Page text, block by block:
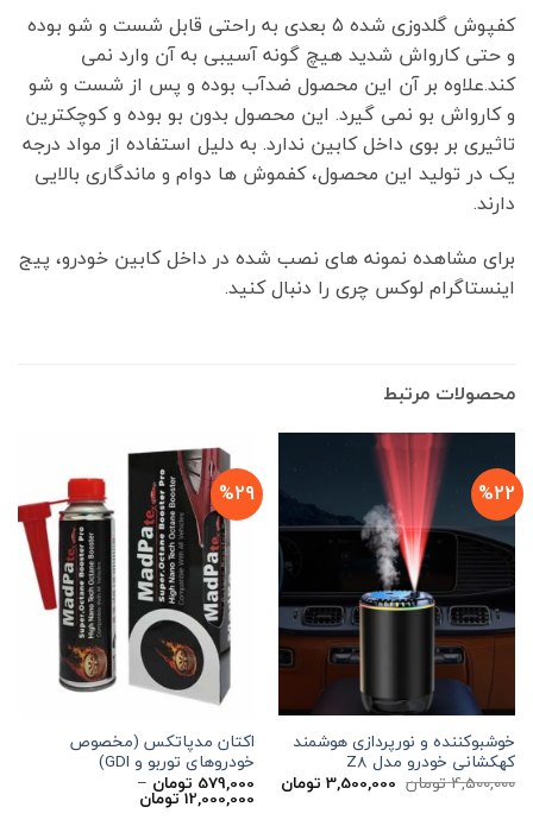
کفپوش گلدوزی شده ۵ بعدی به راحتی قابل شست و شو بوده
و حتی کارواش شدید هیچ گونه آسیبی به آن وارد نمی
کند.علاوه بر آن این محصول ضدآب بوده و پس از شست و شو
و کارواش بو نمی گیرد. این محصول بدون بو بوده و کوچکترین
تاثیری بر بوی داخل کابین ندارد. به دلیل استفاده از مواد درجه
یک در تولید این محصول، کفموش ها دوام و ماندگاری بالایی
دارند.
برای مشاهده نمونه های نصب شده در داخل کابین خودرو، پیج
اینستاگرام لوکس چری را دنبال کنید.
محصولات مرتبط
%22
خوشبوکننده و نورپردازی هوشمند
کهکشانی خودرو مدل Z8
4,500,000تومان قیمت
اصلی
3,500,000 تومانقیمت
فعلی
3,500,000 تومان
%29
اکتان مدپاتکس (مخصوص
خودروهای توربو و GDI)
579,000 تومان –
12,000,000تومانمحدوده
قیمت: